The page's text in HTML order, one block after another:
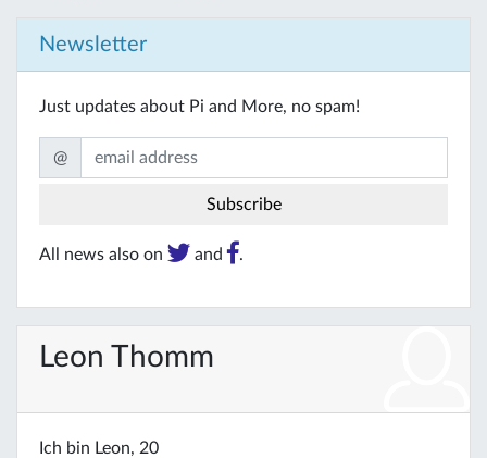
Newsletter
Just updates about Pi and More, no spam!
@
All news also on and .
Leon Thomm
Ich bin Leon, 20